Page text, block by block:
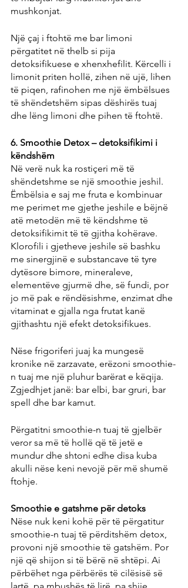
mushkonjat.
Një çaj i ftohtë me bar limoni
përgatitet në thelb si pija
detoksifikuese e xhenxhefilit. Kërcelli i
limonit priten hollë, zihen në ujë, lihen
të piqen, rafinohen me një ëmbëlsues
të shëndetshëm sipas dëshirës tuaj
dhe lëng limoni dhe pihen të ftohtë.
6. Smoothie Detox – detoksifikimi i
këndshëm
Në verë nuk ka rostiçeri më të
shëndetshme se një smoothie jeshil.
Ëmbëlsia e saj me fruta e kombinuar
me perimet me gjethe jeshile e bëjnë
atë metodën më të këndshme të
detoksifikimit të të gjitha kohërave.
Klorofili i gjetheve jeshile së bashku
me sinergjinë e substancave të tyre
dytësore bimore, mineraleve,
elementëve gjurmë dhe, së fundi, por
jo më pak e rëndësishme, enzimat dhe
vitaminat e gjalla nga frutat kanë
gjithashtu një efekt detoksifikues.
Nëse frigoriferi juaj ka mungesë
kronike në zarzavate, erëzoni smoothie-
n tuaj me një pluhur barërat e këqija.
Zgjedhjet janë: bar elbi, bar gruri, bar
spell dhe bar kamut.
Përgatitni smoothie-n tuaj të gjelbër
veror sa më të hollë që të jetë e
mundur dhe shtoni edhe disa kuba
akulli nëse keni nevojë për më shumë
ftohje.
Smoothie e gatshme për detoks
Nëse nuk keni kohë për të përgatitur
smoothie-n tuaj të përditshëm detox,
provoni një smoothie të gatshëm. Por
një që shijon si të bërë në shtëpi. Ai
përbëhet nga përbërës të cilësisë së
lartë, pa mbushës të lirë, pa shije